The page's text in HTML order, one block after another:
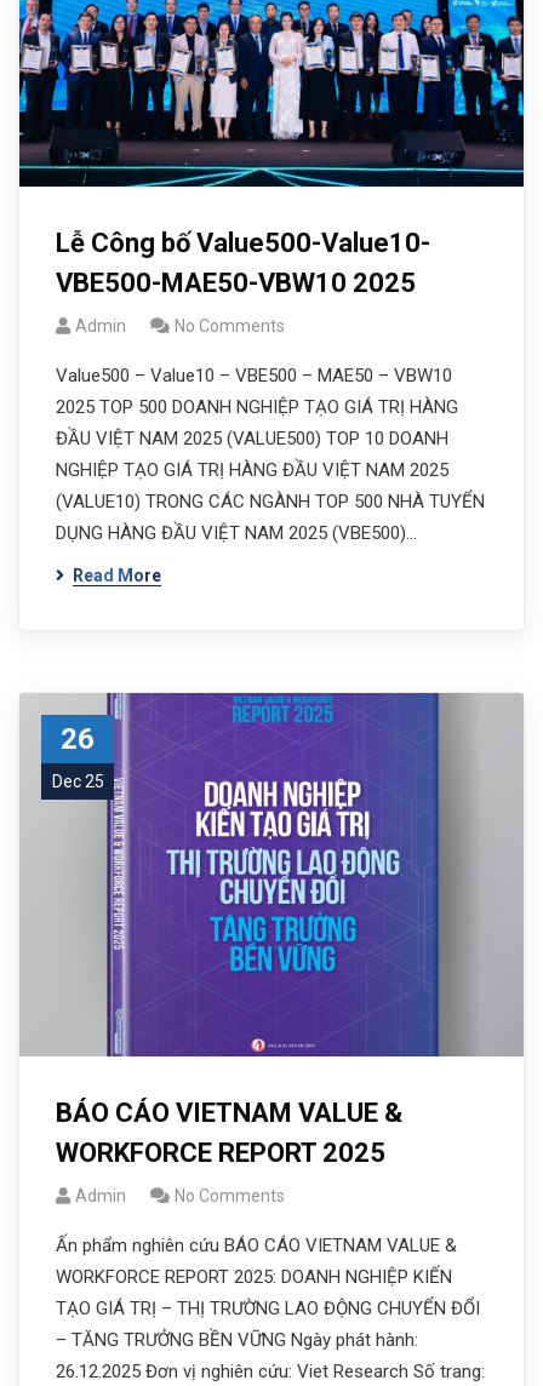
Lễ Công bố Value500-Value10-
VBE500-MAE50-VBW10 2025
Admin No Comments
Value500 – Value10 – VBE500 – MAE50 – VBW10
2025 TOP 500 DOANH NGHIỆP TẠO GIÁ TRỊ HÀNG
ĐẦU VIỆT NAM 2025 (VALUE500) TOP 10 DOANH
NGHIỆP TẠO GIÁ TRỊ HÀNG ĐẦU VIỆT NAM 2025
(VALUE10) TRONG CÁC NGÀNH TOP 500 NHÀ TUYỂN
DỤNG HÀNG ĐẦU VIỆT NAM 2025 (VBE500)…
Read More
26
Dec 25
BÁO CÁO VIETNAM VALUE &
WORKFORCE REPORT 2025
Admin No Comments
Ấn phẩm nghiên cứu BÁO CÁO VIETNAM VALUE &
WORKFORCE REPORT 2025: DOANH NGHIỆP KIẾN
TẠO GIÁ TRỊ – THỊ TRƯỜNG LAO ĐỘNG CHUYỂN ĐỔI
– TĂNG TRƯỞNG BỀN VỮNG Ngày phát hành:
26.12.2025 Đơn vị nghiên cứu: Viet Research Số trang: